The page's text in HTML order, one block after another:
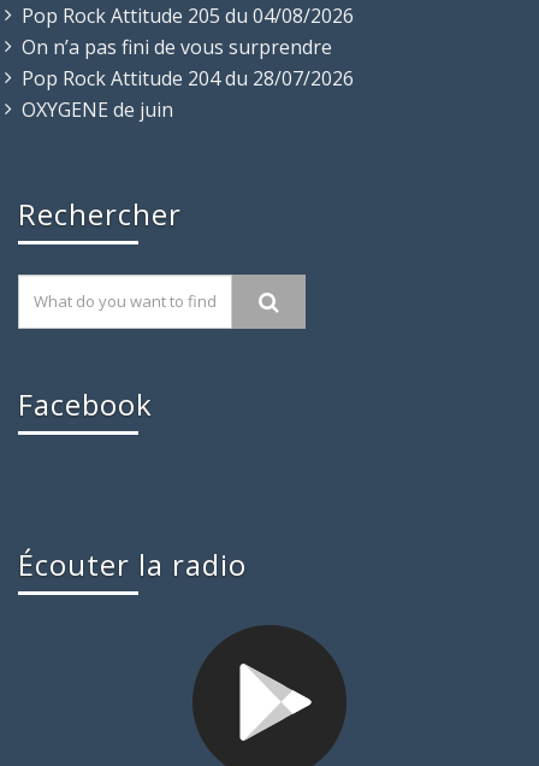
Pop Rock Attitude 205 du 04/08/2026
On n’a pas fini de vous surprendre
Pop Rock Attitude 204 du 28/07/2026
OXYGENE de juin
Rechercher
Facebook
Écouter la radio